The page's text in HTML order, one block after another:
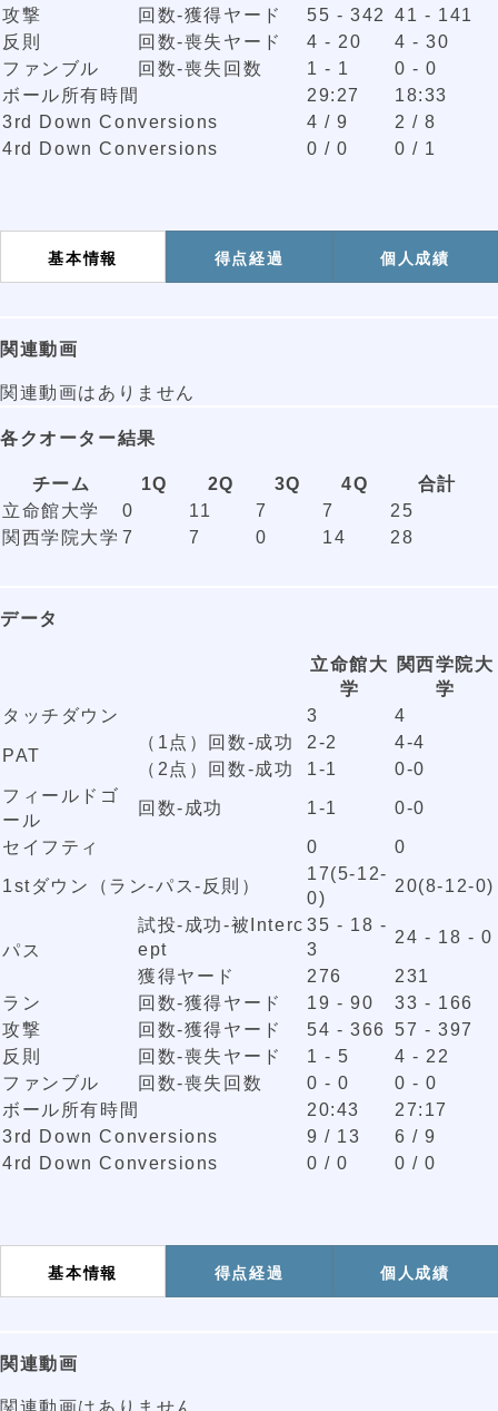
攻撃
回数-獲得ヤード 55 - 342
41 - 141
反則
回数-喪失ヤード 4 - 20
4 - 30
ファンブル
回数-喪失回数 1 - 1
0 - 0
ボール所有時間
29:27
18:33
3rd Down Conversions
4 / 9
2 / 8
4rd Down Conversions
0 / 0 0 / 1
基本情報 得点経過 個人成績
関連動画
関連動画はありません
各クオーター結果
チーム 1Q 2Q 3Q 4Q
合計
立命館大学
0 11 7 7
25
関西学院大学 7 7 0 14 28
データ
立命館大
学
関西学院大
学
タッチダウン
3 4
PAT
（1点）回数-成功 2-2
4-4
（2点）回数-成功
1-1
0-0
フィールドゴ
ール
回数-成功 1-1 0-0
セイフティ 0 0
1stダウン（ラン-パス-反則）
17(5-12-
0)
20(8-12-0)
パス
試投-成功-被Interc
ept
35 - 18 -
3
24 - 18 - 0
獲得ヤード 276
231
ラン
回数-獲得ヤード 19 - 90
33 - 166
攻撃
回数-獲得ヤード 54 - 366
57 - 397
反則
回数-喪失ヤード 1 - 5
4 - 22
ファンブル
回数-喪失回数 0 - 0
0 - 0
ボール所有時間
20:43
27:17
3rd Down Conversions
9 / 13
6 / 9
4rd Down Conversions
0 / 0 0 / 0
基本情報 得点経過 個人成績
関連動画
関連動画はありません